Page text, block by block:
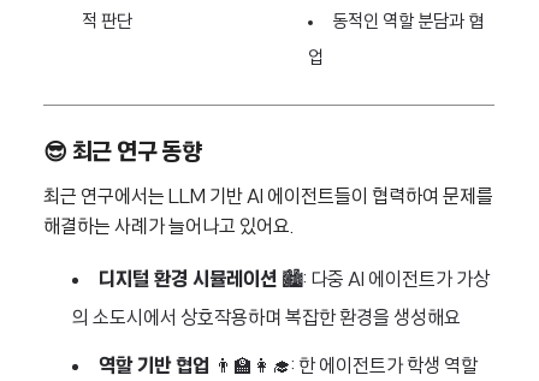
적 판단
동적인 역할 분담과 협
업
😎 최근 연구 동향
최근 연구에서는 LLM 기반 AI 에이전트들이 협력하여 문제를
해결하는 사례가 늘어나고 있어요.
디지털 환경 시뮬레이션 🏙️: 다중 AI 에이전트가 가상
의 소도시에서 상호작용하며 복잡한 환경을 생성해요
역할 기반 협업 👨‍🏫👩‍🎓: 한 에이전트가 학생 역할